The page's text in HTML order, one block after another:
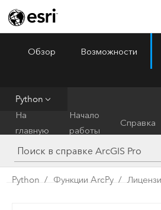
ArcGIS Pro
Обзор Возможности
Python
На
главную
Начало
работы
Справка
Python Функции ArcPy